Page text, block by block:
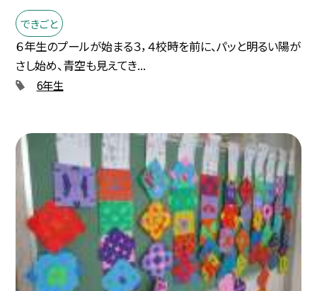
できごと
６年生のプールが始まる３，４校時を前に、パッと明るい陽が
さし始め、青空も見えてき...
6年生